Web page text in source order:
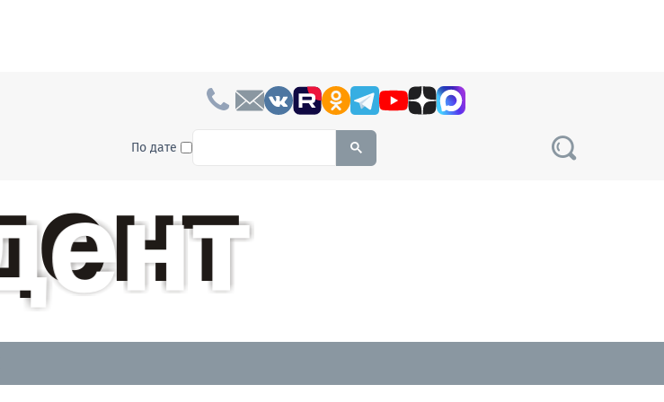
По дате To search this site, enter a search term